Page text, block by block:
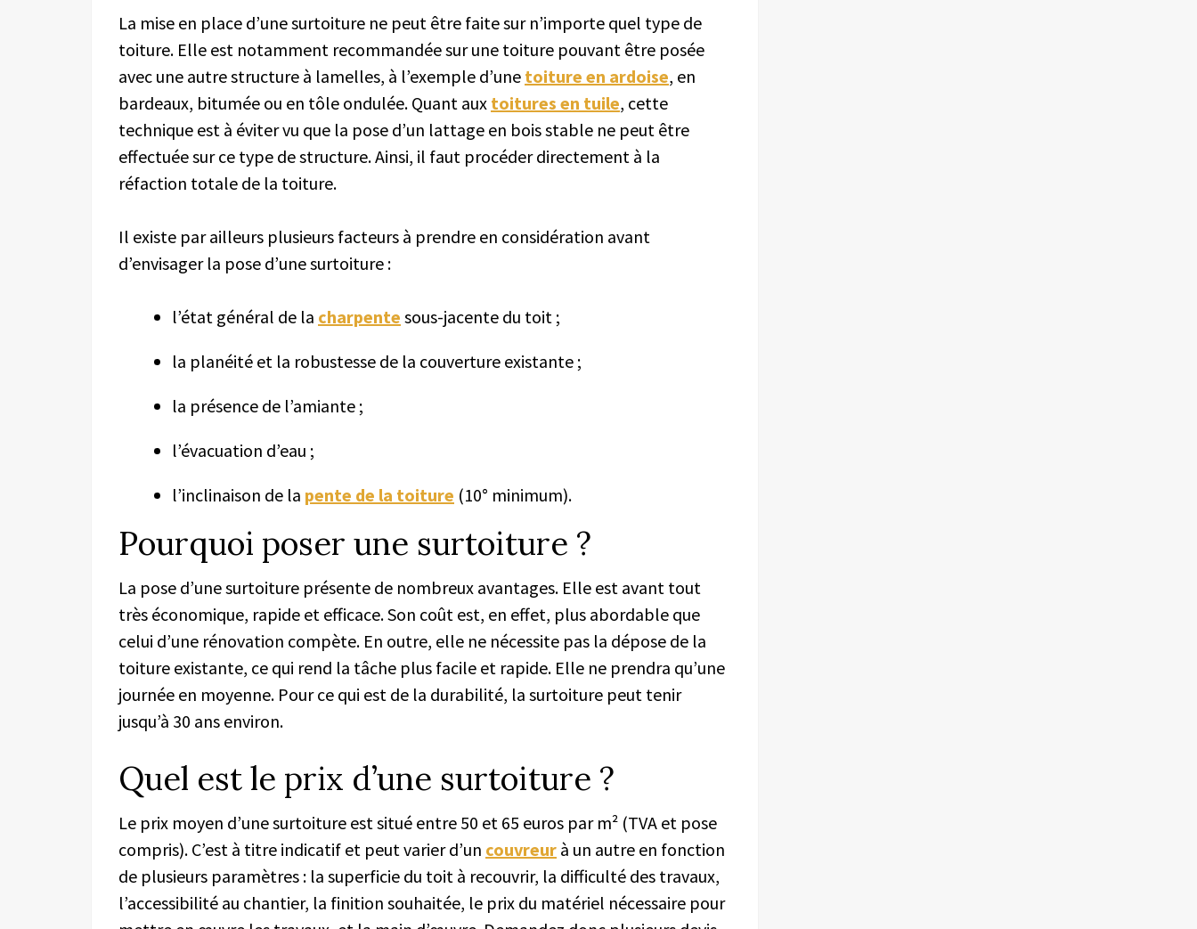
La mise en place d’une surtoiture ne peut être faite sur n’importe quel type de
toiture. Elle est notamment recommandée sur une toiture pouvant être posée
avec une autre structure à lamelles, à l’exemple d’une toiture en ardoise, en
bardeaux, bitumée ou en tôle ondulée. Quant aux toitures en tuile, cette
technique est à éviter vu que la pose d’un lattage en bois stable ne peut être
effectuée sur ce type de structure. Ainsi, il faut procéder directement à la
réfaction totale de la toiture.
Il existe par ailleurs plusieurs facteurs à prendre en considération avant
d’envisager la pose d’une surtoiture :
l’état général de la charpente sous-jacente du toit ;
la planéité et la robustesse de la couverture existante ;
la présence de l’amiante ;
l’évacuation d’eau ;
l’inclinaison de la pente de la toiture (10° minimum).
Pourquoi poser une surtoiture ?
La pose d’une surtoiture présente de nombreux avantages. Elle est avant tout
très économique, rapide et efficace. Son coût est, en effet, plus abordable que
celui d’une rénovation compète. En outre, elle ne nécessite pas la dépose de la
toiture existante, ce qui rend la tâche plus facile et rapide. Elle ne prendra qu’une
journée en moyenne. Pour ce qui est de la durabilité, la surtoiture peut tenir
jusqu’à 30 ans environ.
Quel est le prix d’une surtoiture ?
Le prix moyen d’une surtoiture est situé entre 50 et 65 euros par m² (TVA et pose
compris). C’est à titre indicatif et peut varier d’un couvreur à un autre en fonction
de plusieurs paramètres : la superficie du toit à recouvrir, la difficulté des travaux,
l’accessibilité au chantier, la finition souhaitée, le prix du matériel nécessaire pour